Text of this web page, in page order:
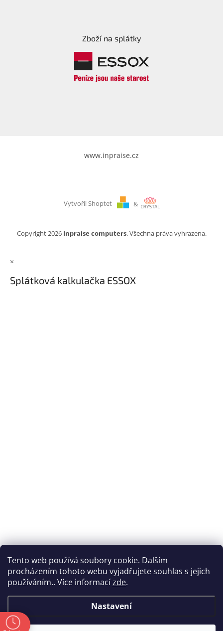
Tento web používá soubory cookie. Dalším
procházením tohoto webu vyjadřujete souhlas s jejich
používáním.. Více informacízde.
Nastavení
Zboží na splátky
www.inpraise.cz
Vytvořil Shoptet &
Copyright 2026 Inpraise computers. Všechna práva vyhrazena.
×
Splátková kalkulačka ESSOX